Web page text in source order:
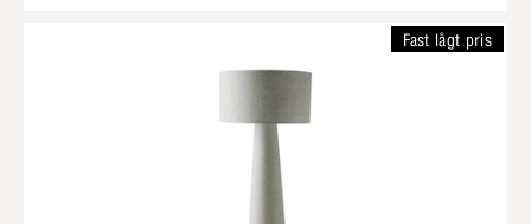
Fast lågt pris